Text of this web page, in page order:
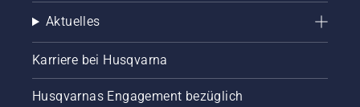
Aktuelles
Karriere bei Husqvarna
Husqvarnas Engagement bezüglich